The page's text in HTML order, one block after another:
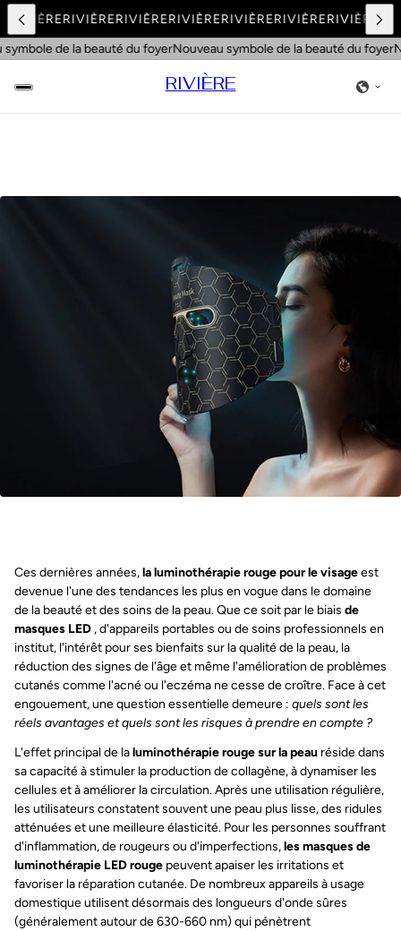
RIVIÈRERIVIÈRERIVIÈRERIVIÈRERIVIÈRERIVIÈRERIVIÈRE
de la beauté du foyerNouveau symbole de la beauté du foyer
RIVIÈRE
Ces dernières années,la luminothérapie rouge pour le visageest
devenue l'une des tendances les plus en vogue dans le domaine
de la beauté et des soins de la peau. Que ce soit par le biais de
masques LED , d'appareils portables ou de soins professionnels en
institut, l'intérêt pour ses bienfaits sur la qualité de la peau, la
réduction des signes de l'âge et même l'amélioration de problèmes
cutanés comme l'acné ou l'eczéma ne cesse de croître. Face à cet
engouement, une question essentielle demeure : quels sont les
réels avantages et quels sont les risques à prendre en compte ?
L'effet principal de laluminothérapie rouge sur la peau réside dans
sa capacité à stimuler la production de collagène, à dynamiser les
cellules et à améliorer la circulation. Après une utilisation régulière,
les utilisateurs constatent souvent une peau plus lisse, des ridules
atténuées et une meilleure élasticité. Pour les personnes souffrant
d'inflammation, de rougeurs ou d'imperfections,les masques de
luminothérapie LED rouge peuvent apaiser les irritations et
favoriser la réparation cutanée. De nombreux appareils à usage
domestique utilisent désormais des longueurs d'onde sûres
(généralement autour de 630-660 nm) qui pénètrent